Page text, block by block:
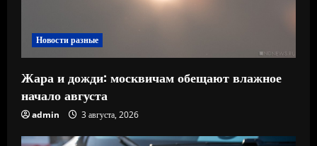
Новости разные
Жара и дожди: москвичам обещают влажное
начало августа
admin 3 августа, 2026